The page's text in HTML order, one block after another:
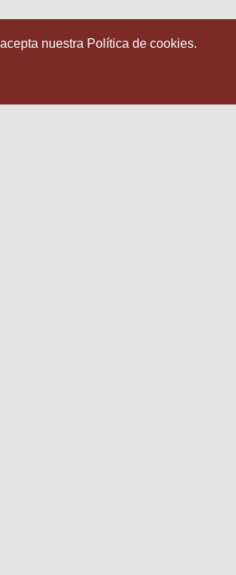
nuestra Política de cookies.